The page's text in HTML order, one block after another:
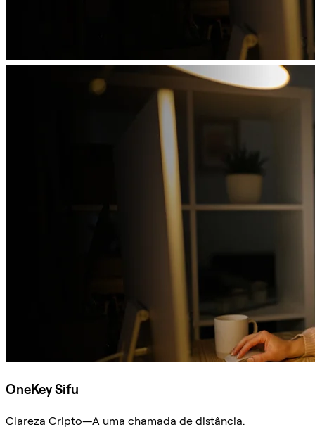
OneKey Sifu
Clareza Cripto—A uma chamada de distância.